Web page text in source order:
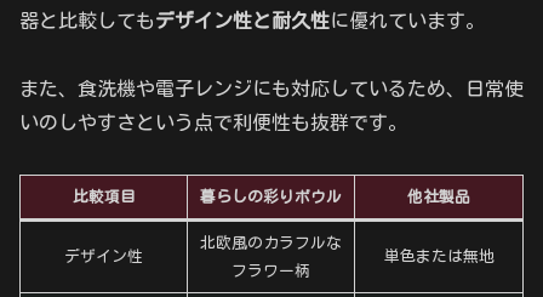
器と比較してもデザイン性と耐久性に優れています。
また、食洗機や電子レンジにも対応しているため、日常使
いのしやすさという点で利便性も抜群です。
比較項目 暮らしの彩りボウル 他社製品
デザイン性
北欧風のカラフルな
フラワー柄
単色または無地